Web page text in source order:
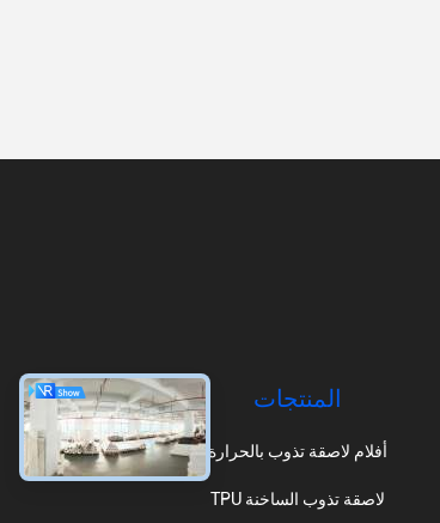
المنتجات
أفلام لاصقة تذوب بالحرارة
TPU لاصقة تذوب الساخنة